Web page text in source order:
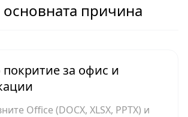
причина
за офис и
Office (DOCX, XLSX, PPTX) и